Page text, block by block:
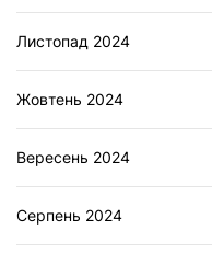
Листопад 2024
Жовтень 2024
Вересень 2024
Серпень 2024